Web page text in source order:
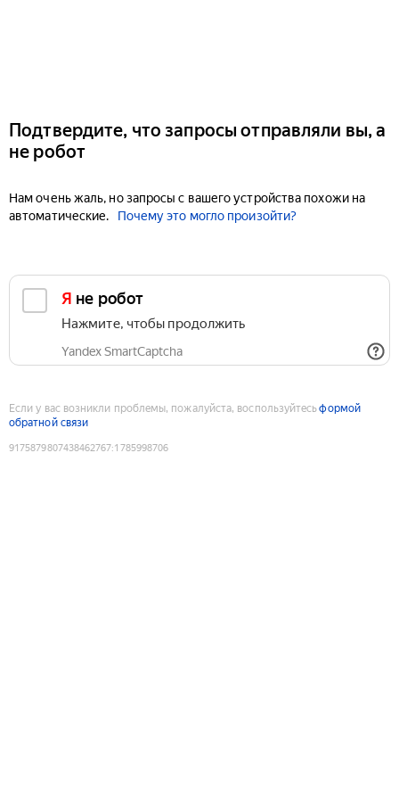
Подтвердите, что запросы отправляли вы, а
не робот
Нам очень жаль, но запросы с вашего устройства похожи на
автоматические.
Почему это могло произойти?
Я не робот
Нажмите, чтобы продолжить
Yandex SmartCaptcha
Если у вас возникли проблемы, пожалуйста, воспользуйтесьформой
обратной связи
9175879807438462767:1785998706